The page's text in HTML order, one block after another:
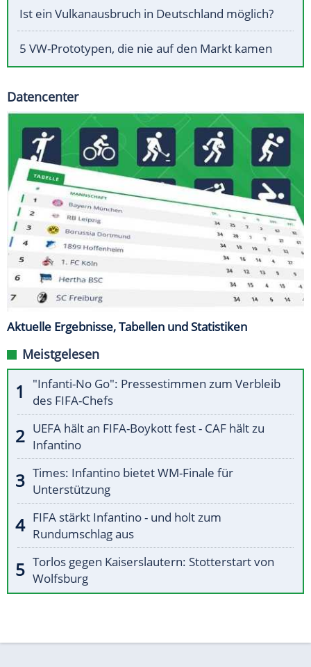
Ist ein Vulkanausbruch in Deutschland möglich?
5 VW-Prototypen, die nie auf den Markt kamen
Datencenter
Aktuelle Ergebnisse, Tabellen und Statistiken
Meistgelesen
"Infanti-No Go": Pressestimmen zum Verbleib
des FIFA-Chefs
UEFA hält an FIFA-Boykott fest - CAF hält zu
Infantino
Times: Infantino bietet WM-Finale für
Unterstützung
FIFA stärkt Infantino - und holt zum
Rundumschlag aus
Torlos gegen Kaiserslautern: Stotterstart von
Wolfsburg